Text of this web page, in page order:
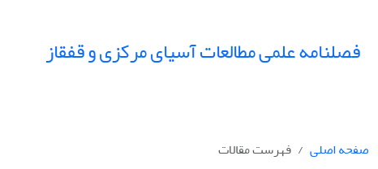
فصلنامه علمی مطالعات آسیای مرکزی و قفقاز
صفحه اصلی
فهرست مقالات